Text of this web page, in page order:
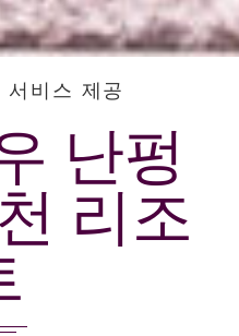
난펑
리조
서비스 제공